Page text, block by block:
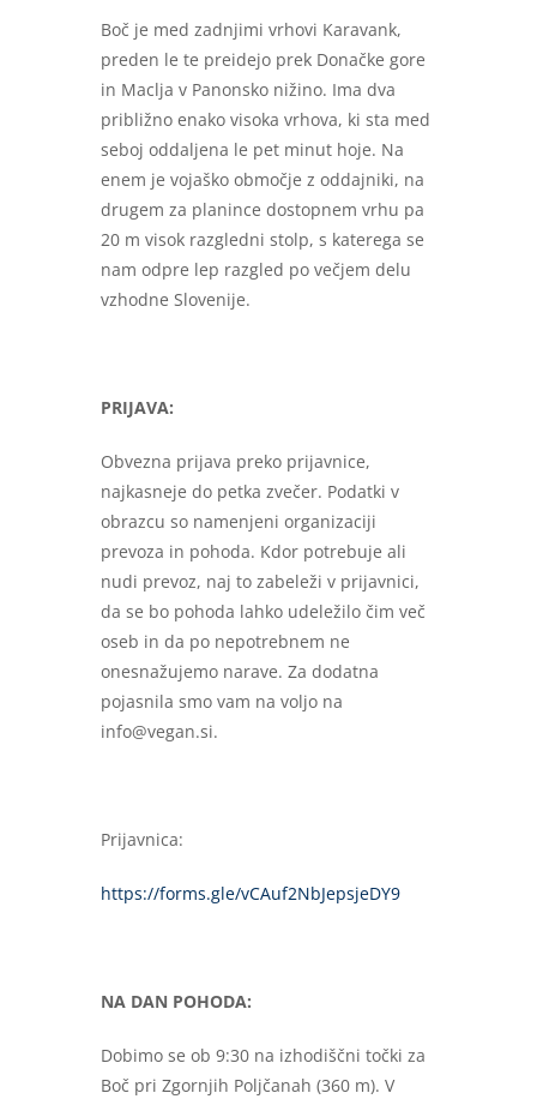
Boč je med zadnjimi vrhovi Karavank,
preden le te preidejo prek Donačke gore
in Maclja v Panonsko nižino. Ima dva
približno enako visoka vrhova, ki sta med
seboj oddaljena le pet minut hoje. Na
enem je vojaško območje z oddajniki, na
drugem za planince dostopnem vrhu pa
20 m visok razgledni stolp, s katerega se
nam odpre lep razgled po večjem delu
vzhodne Slovenije.
PRIJAVA:
Obvezna prijava preko prijavnice,
najkasneje do petka zvečer. Podatki v
obrazcu so namenjeni organizaciji
prevoza in pohoda. Kdor potrebuje ali
nudi prevoz, naj to zabeleži v prijavnici,
da se bo pohoda lahko udeležilo čim več
oseb in da po nepotrebnem ne
onesnažujemo narave. Za dodatna
pojasnila smo vam na voljo na
info@vegan.si.
Prijavnica:
https://forms.gle/vCAuf2NbJepsjeDY9
NA DAN POHODA:
Dobimo se ob 9:30 na izhodiščni točki za
Boč pri Zgornjih Poljčanah (360 m). V